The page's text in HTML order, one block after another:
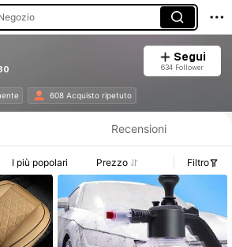
Segui
634 Follower
608 Acquisto ripetuto
Recensioni
I più popolari Prezzo Filtro